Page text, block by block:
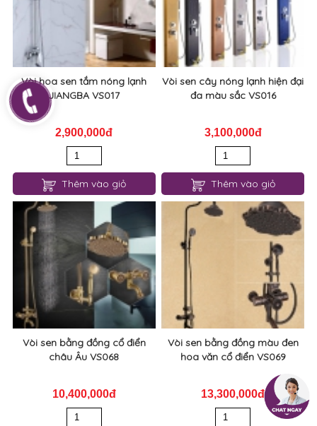
Vòi hoa sen tắm nóng lạnh
JIANGBA VS017
2,900,000đ
Thêm vào giỏ
Vòi sen cây nóng lạnh hiện đại
đa màu sắc VS016
3,100,000đ
Thêm vào giỏ
Vòi sen bằng đồng cổ điển
châu Âu VS068
10,400,000đ
Vòi sen bằng đồng màu đen
hoa văn cổ điển VS069
13,300,000đ